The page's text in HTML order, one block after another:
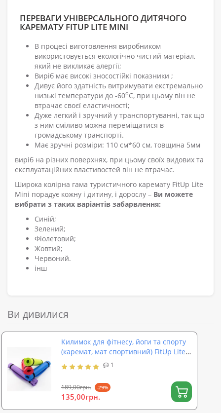
ПЕРЕВАГИ УНІВЕРСАЛЬНОГО ДИТЯЧОГО
КАРЕМАТУ FITUP LITE MINI
В процесі виготовлення виробником
використовується екологічно чистий матеріал,
який не викликає алергії;
Виріб має високі зносостійкі показники ;
Дивує його здатність витримувати екстремально
низькі температури до -60оС, при цьому він не
втрачає своєї еластичності;
Дуже легкий і зручний у транспортуванні, так що
з ним сміливо можна переміщатися в
громадському транспорті.
Має зручні розміри: 110 см*60 см, товщина 5мм
виріб на різних поверхнях, при цьому своїх видових та
експлуатаційних властивостей він не втрачає.
Широка колірна гама туристичного каремату FitUp Lite
Mini порадує кожну і дитину, і дорослу – Ви можете
вибрати з таких варіантів забарвлення:
Синій;
Зелений;
Фіолетовий;
Жовтий;
Червоний.
інш
Ви дивилися
Килимок для фітнесу, йоги та спорту
(каремат, мат спортивний) FitUp Lite
Mini 5мм (F-00015)
1
189,00грн. -29%
135,00грн.